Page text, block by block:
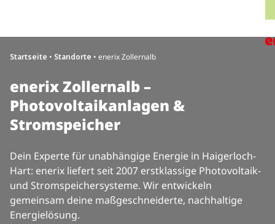
Startseite • Standorte • enerix Zollernalb
enerix Zollernalb –
Photovoltaikanlagen &
Stromspeicher
Dein Experte für unabhängige Energie in Haigerloch-
Hart: enerix liefert seit 2007 erstklassige Photovoltaik-
und Stromspeichersysteme. Wir entwickeln
gemeinsam deine maßgeschneiderte, nachhaltige
Energielösung.